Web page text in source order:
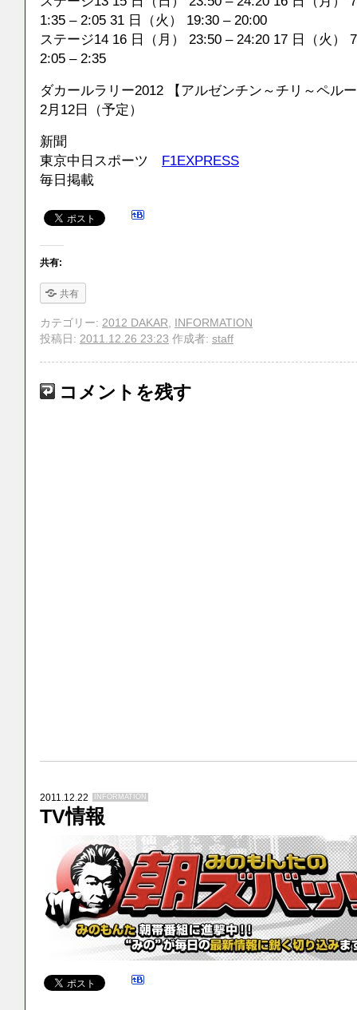
1:35 – 2:05 31 日（火） 19:30 – 20:00
ステージ14 16 日（月） 23:50 – 24:20 17 日（火）
2:05 – 2:35
ダカールラリー2012 【アルゼンチン～チリ～ペル
2月12日（予定）
新聞
東京中日スポーツ F1EXPRESS
毎日掲載
共有:
共有
カテゴリー: 2012 DAKAR
INFORMATION
投稿日: 2011.12.26 23:23 作成者: staff
コメントを残す
2011.12.22 INFORMATION
TV情報